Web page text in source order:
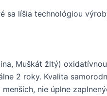
sa líšia technológiou
Muškát žltý)
2 roky. Kvalita
nie úplne